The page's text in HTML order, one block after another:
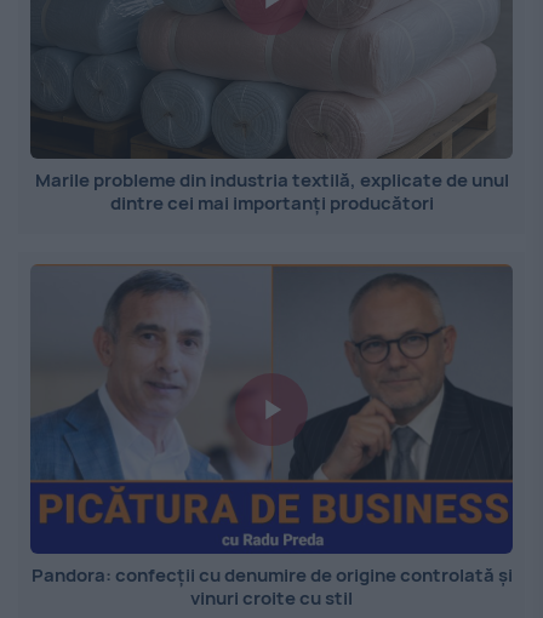
Marile probleme din industria textilă, explicate de unul
dintre cei mai importanți producători
Pandora: confecții cu denumire de origine controlată și
vinuri croite cu stil